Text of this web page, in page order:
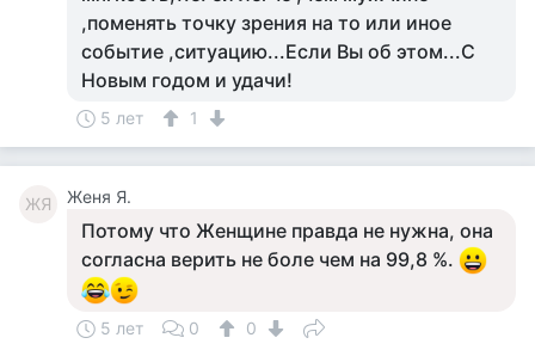
,поменять точку зрения на то или иное
событие ,ситуацию...Если Вы об этом...С
Новым годом и удачи!
5 лет 1
ЖЯ Женя Я.
Потому что Женщине правда не нужна, она
согласна верить не боле чем на 99,8 %.
5 лет 0 0